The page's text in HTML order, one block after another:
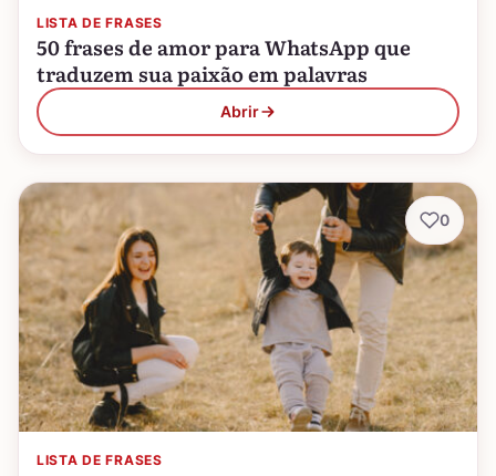
LISTA DE FRASES
50 frases de amor para WhatsApp que
traduzem sua paixão em palavras
Abrir
LISTA DE FRASES
0